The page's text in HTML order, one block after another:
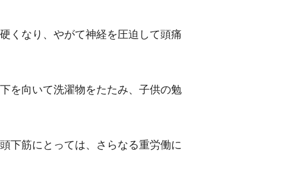
くなり、やがて神経を圧迫して頭痛
を向いて洗濯物をたたみ、子供の勉
下筋にとっては、さらなる重労働に